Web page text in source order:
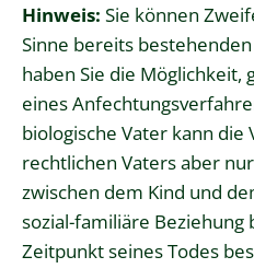
Hinweis: Sie können
Sinne bereits
haben Sie die Möglichkeit,
eines
biologische Vater kann die
rechtlichen Vatersaber
zwischen dem Kind und
sozial-familiäre Beziehung
Zeitpunkt seines Todes